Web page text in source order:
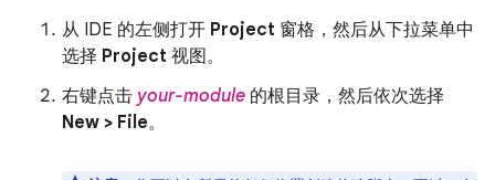
从 IDE 的左侧打开 Project 窗格，然后从下拉菜单中
选择 Project 视图。
右键点击 your-module 的根目录，然后依次选择
New > File。